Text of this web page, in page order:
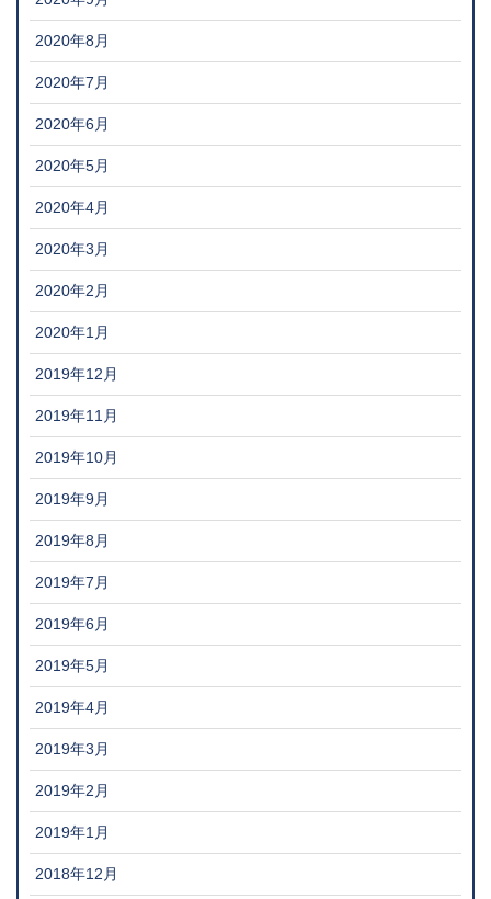
2020年8月
2020年7月
2020年6月
2020年5月
2020年4月
2020年3月
2020年2月
2020年1月
2019年12月
2019年11月
2019年10月
2019年9月
2019年8月
2019年7月
2019年6月
2019年5月
2019年4月
2019年3月
2019年2月
2019年1月
2018年12月